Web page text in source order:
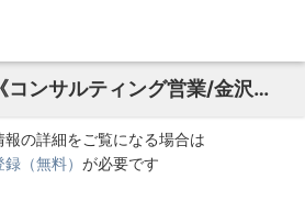
【前職給与補償】《コンサルティング営業/金沢勤務》～金属加工製品の専門商社～
報の詳細をご覧になる場合は
（無料） が必要です